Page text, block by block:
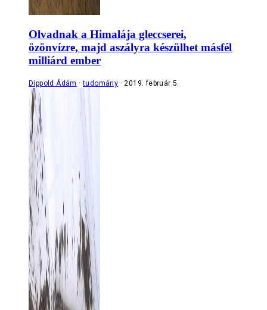
Olvadnak a Himalája gleccserei,
özönvízre, majd aszályra készülhet másfél
milliárd ember
Dippold Ádám tudomány 2019. február 5.